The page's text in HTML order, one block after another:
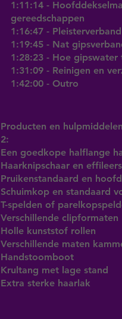
1:11:14 -
gereedschappen
1:16:47 -
1:19:45 - Nat
1:28:23 - Hoe gipswater
1:31:09 - Reinigen en
1:42:00 - Outro
Producten en
2:
Een goedkope halflange
Haarknipschaar en
Pruikenstandaard en
Schuimkop en standaard
T-spelden of
Verschillende clipformaten
Holle kunststof rollen
Verschillende maten
Handstoomboot
Krultang met lage stand
Extra sterke haarlak